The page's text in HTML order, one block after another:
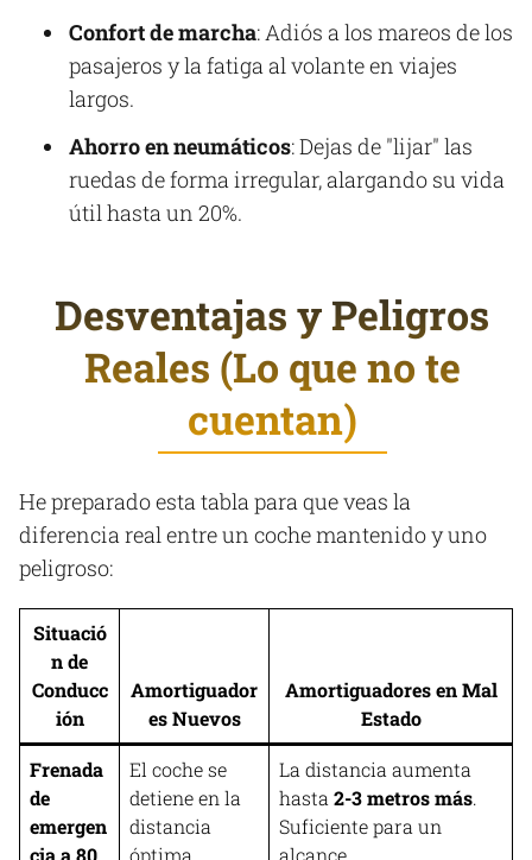
Confort de marcha: Adiós a los mareos de los
pasajeros y la fatiga al volante en viajes
largos.
Ahorro en neumáticos: Dejas de "lijar" las
ruedas de forma irregular, alargando su vida
útil hasta un 20%.
Desventajas y Peligros
Reales (Lo que no te
cuentan)
He preparado esta tabla para que veas la
diferencia real entre un coche mantenido y uno
peligroso:
Situació
n de
Conducc
ión
Amortiguador
es Nuevos
Amortiguadores en Mal
Estado
Frenada
de
emergen
cia a 80
El coche se
detiene en la
distancia
óptima.
La distancia aumenta
hasta 2-3 metros más.
Suficiente para un
alcance.